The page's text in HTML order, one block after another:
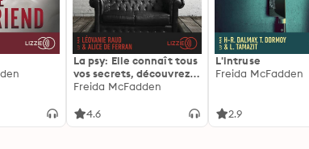
La psy: Elle connaît tous
vos secrets, découvrez
les siens ...
Freida McFadden
4.6
L'intruse
Freida McFadden
2.9